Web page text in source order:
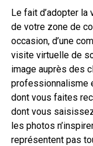
Le fait d’adopter
de votre zone de
occasion, d’une
visite virtuelle de
image auprès des
professionnalisme
dont vous faites
dont vous
les photos
représentent pas